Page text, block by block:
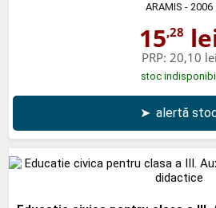
ARAMIS - 2006
15,28
PRP: 20,10 lei
stoc indisponibil
➤ alertă